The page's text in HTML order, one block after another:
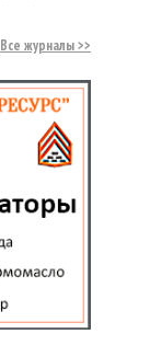
Все журналы